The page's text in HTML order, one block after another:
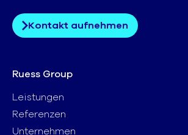
Kontakt aufnehmen
Ruess Group
Leistungen
Referenzen
Unternehmen